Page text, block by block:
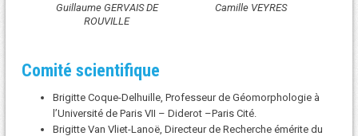
Guillaume GERVAIS DE
ROUVILLE
Camille VEYRES
Comité scientifique
Brigitte Coque-Delhuille, Professeur de Géomorphologie à
l’Université de Paris VII – Diderot –Paris Cité.
Brigitte Van Vliet-Lanoë, Directeur de Recherche émérite du